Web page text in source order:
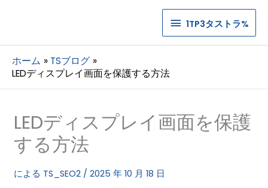
1TP3
タ
ス
ラ%
1TP3タストラ%
ホーム
TSブログ
LEDディスプレイ画面を保護する方法
LEDディスプレイ画面を保護
する方法
による TS_SEO2 / 2025 年 10 月 18 日